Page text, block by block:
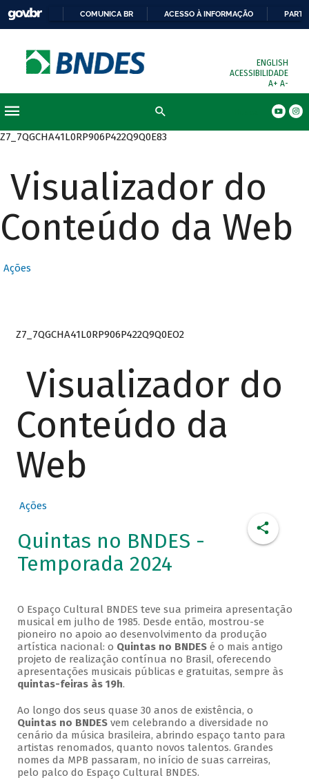
COMUNICA BR ACESSO À INFORMAÇÃO
ENGLISH
ACESSIBILIDADE
A+ A-
Z7_7QGCHA41L0RP906P422Q9Q0E83
Visualizador do
Conteúdo da Web
Ações
Z7_7QGCHA41L0RP906P422Q9Q0EO2
Visualizador do
Conteúdo da
Web
Ações
Quintas no BNDES -
Temporada 2024
O Espaço Cultural BNDES teve sua primeira apresentação
musical em julho de 1985. Desde então, mostrou-se
pioneiro no apoio ao desenvolvimento da produção
artística nacional: o Quintas no BNDESé o mais antigo
projeto de realização contínua no Brasil, oferecendo
apresentações musicais públicas e gratuitas, sempre às
quintas-feiras às 19h.
Ao longo dos seus quase 30 anos de existência, o
Quintas no BNDESvem celebrando a diversidade no
cenário da música brasileira, abrindo espaço tanto para
artistas renomados, quanto novos talentos. Grandes
nomes da MPB passaram, no início de suas carreiras,
pelo palco do Espaço Cultural BNDES.